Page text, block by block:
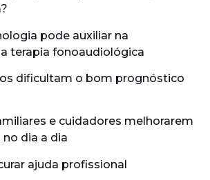
pode auxiliar na
terapia fonoaudiológica
dificultam o bom prognóstico
e cuidadores melhorarem
dia a dia
ajuda profissional